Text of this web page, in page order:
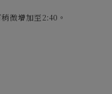
微增加至2:40。